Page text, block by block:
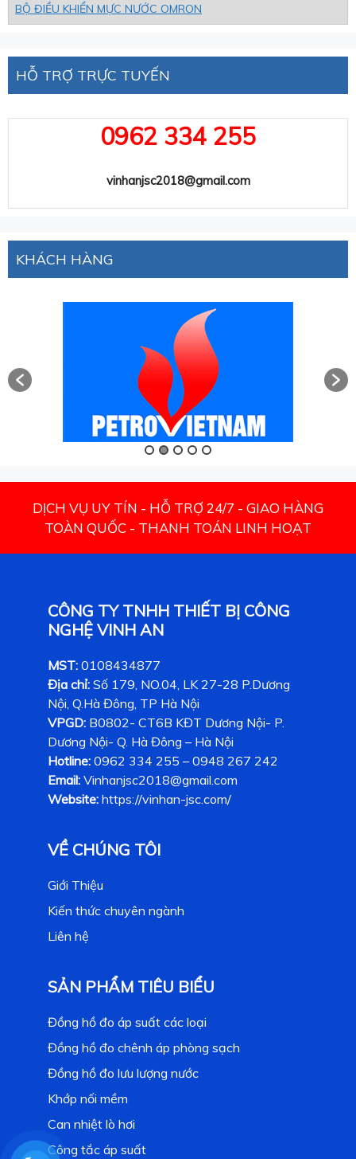
BỘ ĐIỀU KHIỂN MỰC NƯỚC OMRON
HỖ TRỢ TRỰC TUYẾN
0962 334 255
vinhanjsc2018@gmail.com
KHÁCH HÀNG
DỊCH VỤ UY TÍN - HỖ TRỢ 24/7 - GIAO HÀNG
TOÀN QUỐC - THANH TOÁN LINH HOẠT
CÔNG TY TNHH THIẾT BỊ CÔNG
NGHỆ VINH AN
MST: 0108434877
Địa chỉ: Số 179, NO.04, LK 27-28 P.Dương
Nội, Q.Hà Đông, TP Hà Nội
VPGD: B0802- CT6B KĐT Dương Nội- P.
Dương Nội- Q. Hà Đông – Hà Nội
Hotline: 0962 334 255 – 0948 267 242
Email: Vinhanjsc2018@gmail.com
Website: https://vinhan-jsc.com/
VỀ CHÚNG TÔI
Giới Thiệu
Kiến thức chuyên ngành
Liên hệ
SẢN PHẨM TIÊU BIỂU
Đồng hồ đo áp suất các loại
Đồng hồ đo chênh áp phòng sạch
Đồng hồ đo lưu lượng nước
Khớp nối mềm
Can nhiệt lò hơi
Công tắc áp suất